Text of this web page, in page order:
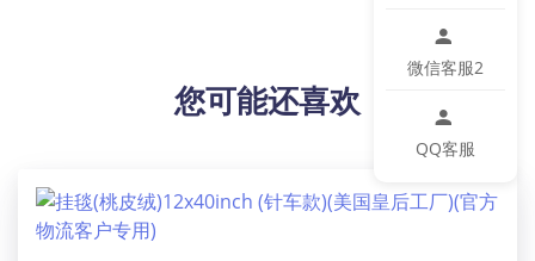
【材质说明】亚克力+黑胡桃
【产品性能】木制黑胡桃边框亚克力板。亚克力照片面
板使用您的照片和您在亚克力板上的文字进行个性化设
置。默认图标印在板上。个性定制给你带来精彩的体
验。
【适用场景】生日，周年纪念日或结婚礼物的绝佳个性
您可能还喜欢
微信客服2
QQ客服